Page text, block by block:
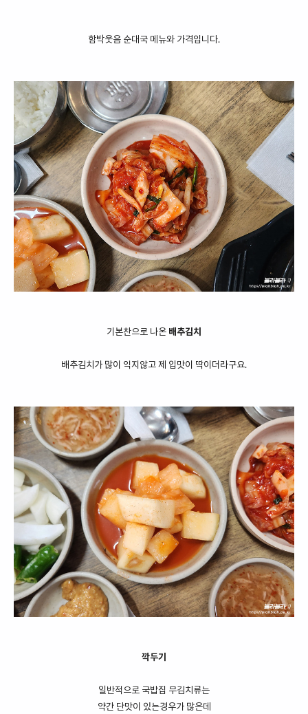
함박웃음 순대국 메뉴와 가격입니다.
기본찬으로 나온 배추김치
배추김치가 많이 익지않고 제 입맛이 딱이더라구요.
깍두기
일반적으로 국밥집 무김치류는
약간 단맛이 있는경우가 많은데